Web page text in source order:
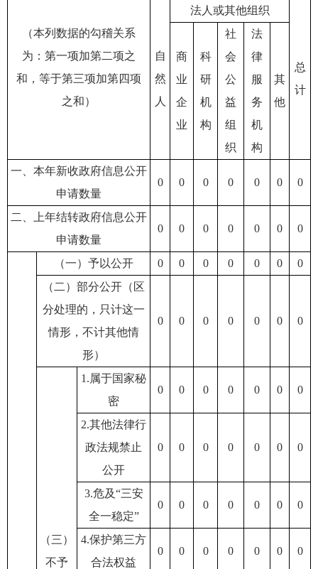
（本列数据的勾稽关系
为：第一项加第二项之
和，等于第三项加第四项
之和）
自
然
人
法人或其他组织
总
计
商
业
企
业
科
研
机
构
社
会
公
益
组
织
法
律
服
务
机
构
其
他
一、本年新收政府信息公开
申请数量
0 0 0 0 0 0 0
二、上年结转政府信息公开
申请数量
0 0 0 0 0 0 0
（一）予以公开 0 0 0 0 0 0
0
（二）部分公开（区
分处理的，只计这一
情形，不计其他情
形）
0 0 0 0 0 0 0
（三）
不予
1.属于国家秘
密
0 0 0 0 0 0 0
2.其他法律行
政法规禁止
公开
0 0 0 0 0 0 0
3.危及“三安
全一稳定”
0 0 0 0 0 0 0
4.保护第三方
合法权益
0 0 0 0 0 0 0